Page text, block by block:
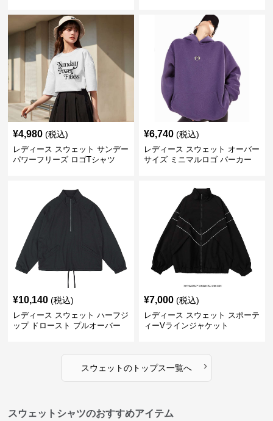
¥4,980 (税込)
レディース スウェット サンデー
パワーフリーズ ロゴTシャツ
¥6,740 (税込)
レディース スウェット オーバー
サイズ ミニマルロゴ パーカー
¥10,140 (税込)
レディース スウェット ハーフジ
ップ ドロースト プルオーバー
¥7,000 (税込)
レディース スウェット スポーテ
ィーVラインジャケット
スウェットのトップス一覧へ ›
スウェットシャツのおすすめアイテム